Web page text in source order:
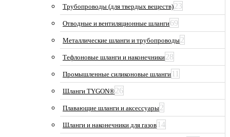
Трубопроводы (для твердых веществ)23
Отводные и вентиляционные шланги69
Металлические шланги и трубопроводы2
Тефлоновые шланги и наконечники28
Промышленные силиконовые шланги 11
Шланги TYGON®26
Плавающие шланги и аксессуары2
Шланги и наконечники для газов 14